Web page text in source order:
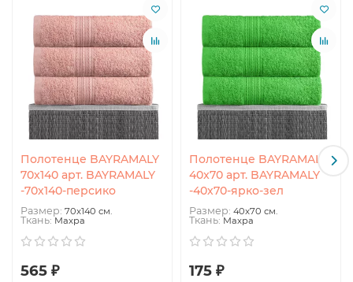
Полотенце BAYRAMALY
70x140 арт. BAYRAMALY
-70х140-персико
Размер: 70x140 см.
Ткань:Махра
565 ₽
Полотенце BAYRAMALY
40x70 арт. BAYRAMALY
-40х70-ярко-зел
Размер: 40x70 см.
Ткань:Махра
175 ₽